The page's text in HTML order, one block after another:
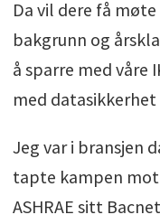
Da vil dere få
bakgrunn og
å sparre med våre
med
Jeg var i bransjen
tapte kampen
ASHRAE sitt